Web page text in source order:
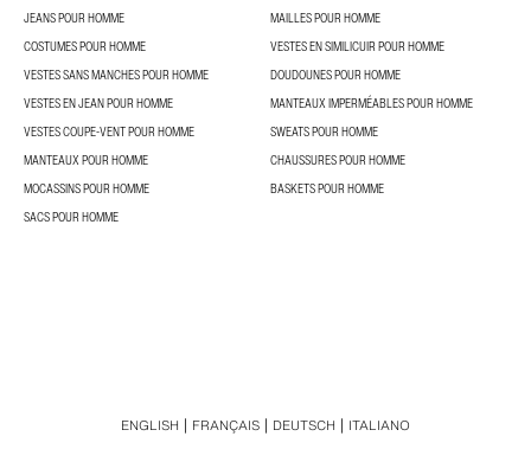
JEANS POUR HOMME
MAILLES POUR HOMME
COSTUMES POUR HOMME
VESTES EN SIMILICUIR POUR HOMME
VESTES SANS MANCHES POUR HOMME
DOUDOUNES POUR HOMME
VESTES EN JEAN POUR HOMME
MANTEAUX IMPERMÉABLES POUR HOMME
VESTES COUPE-VENT POUR HOMME
SWEATS POUR HOMME
MANTEAUX POUR HOMME
CHAUSSURES POUR HOMME
MOCASSINS POUR HOMME
BASKETS POUR HOMME
SACS POUR HOMME
ENGLISH FRANÇAIS DEUTSCH ITALIANO